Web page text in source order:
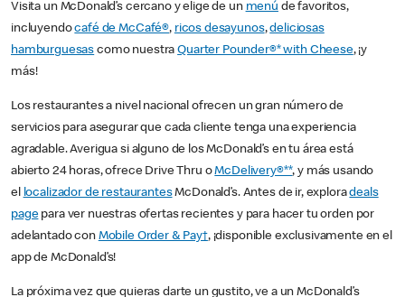
Visita un McDonald’s cercano y elige de un menú de favoritos,
incluyendocafé de McCafé®, ricos desayunos,deliciosas
hamburguesas como nuestraQuarter Pounder®* with Cheese, ¡y
más!
Los restaurantes a nivel nacional ofrecen un gran número de
servicios para asegurar que cada cliente tenga una experiencia
agradable. Averigua si alguno de los McDonald’s en tu área está
abierto 24 horas, ofrece Drive Thru oMcDelivery®**, y más usando
el localizador de restaurantesMcDonald’s. Antes de ir, exploradeals
pagepara ver nuestras ofertas recientes y para hacer tu orden por
adelantado con Mobile Order & Pay†, ¡disponible exclusivamente en el
app de McDonald’s!
La próxima vez que quieras darte un gustito, ve a un McDonald’s